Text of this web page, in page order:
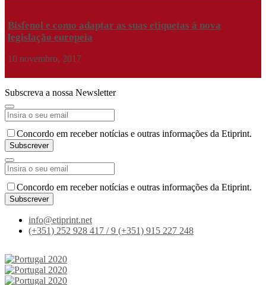
Bisfenol e como adaptar as suas etiquetas à nova
legislação europeia
10 novembro, 2017
Subscreva a nossa Newsletter
Business
Email*
Concordo em receber notícias e outras informações da Etiprint.
Subscrever
Concordo em receber notícias e outras informações da Etiprint.
Subscrever
Email
*
info@etiprint.net
(+351) 252 928 417 / 9 (+351) 915 227 248